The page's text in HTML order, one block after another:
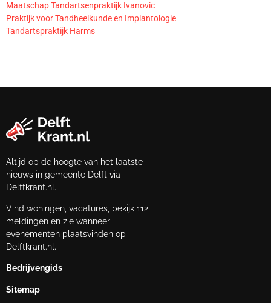
Maatschap Tandartsenpraktijk Ivanovic
Praktijk voor Tandheelkunde en Implantologie
Tandartspraktijk Harms
Altijd op de hoogte van het laatste
nieuws in gemeente Delft via
Delftkrant.nl.
Vind woningen, vacatures, bekijk 112
meldingen en zie wanneer
evenementen plaatsvinden op
Delftkrant.nl.
Bedrijvengids
Sitemap